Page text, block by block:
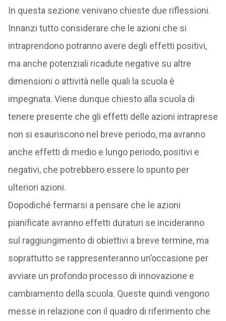
In questa sezione venivano chieste due riflessioni.
Innanzi tutto considerare che le azioni che si
intraprendono potranno avere degli effetti positivi,
ma anche potenziali ricadute negative su altre
dimensioni o attività nelle quali la scuola è
impegnata. Viene dunque chiesto alla scuola di
tenere presente che gli effetti delle azioni intraprese
non si esauriscono nel breve periodo, ma avranno
anche effetti di medio e lungo periodo, positivi e
negativi, che potrebbero essere lo spunto per
ulteriori azioni.
Dopodiché fermarsi a pensare che le azioni
pianificate avranno effetti duraturi se incideranno
sul raggiungimento di obiettivi a breve termine, ma
soprattutto se rappresenteranno un’occasione per
avviare un profondo processo di innovazione e
cambiamento della scuola. Queste quindi vengono
messe in relazione con il quadro di riferimento che